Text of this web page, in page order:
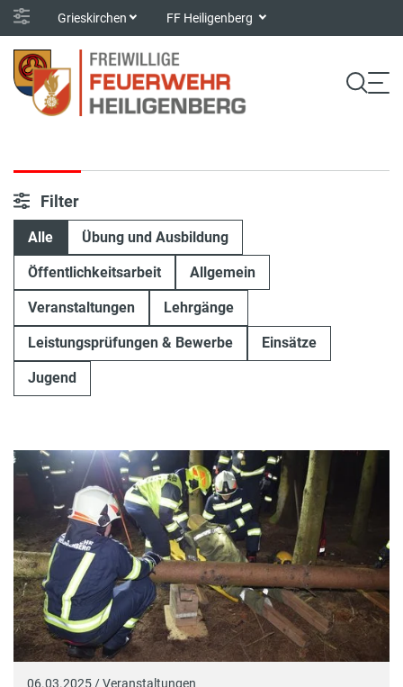
Grieskirchen FF Heiligenberg
Filter
Alle Übung und Ausbildung
Öffentlichkeitsarbeit Allgemein
Veranstaltungen Lehrgänge
Leistungsprüfungen & Bewerbe Einsätze
Jugend
06.03.2025 / Veranstaltungen